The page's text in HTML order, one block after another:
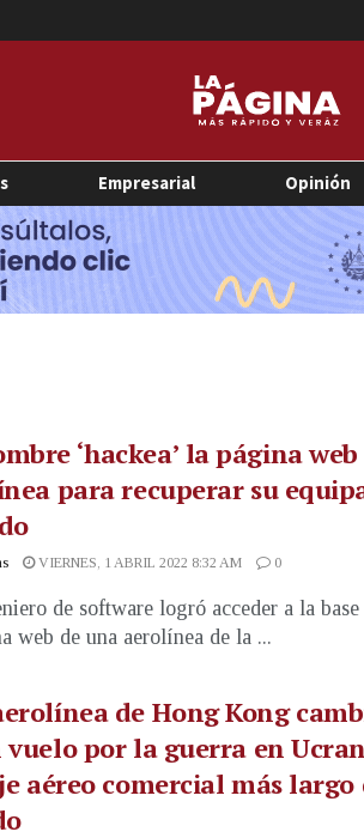
Empresarial Opinión
‘hackea’ la página
para recuperar su
VIERNES, 1 ABRIL 2022 8:32 AM 0
de software logró acceder a la base
web de una aerolínea de la ...
de Hong Kong
vuelo por la guerra en
aéreo comercial más largo